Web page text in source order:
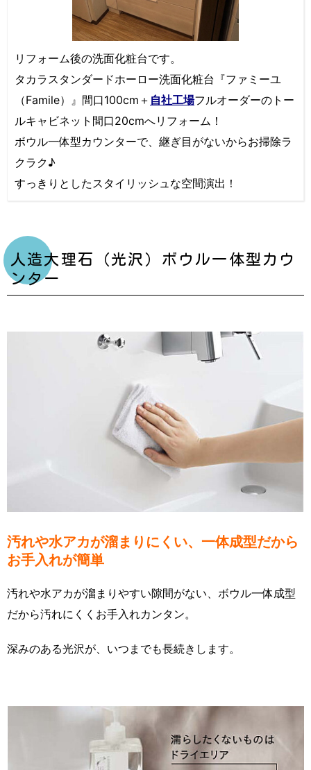
リフォーム後の洗面化粧台です。
タカラスタンダードホーロー洗面化粧台『ファミーユ
（Famile）』間口100cm＋ 自社工場フルオーダーのトー
ルキャビネット間口20cmへリフォーム！
ボウル一体型カウンターで、継ぎ目がないからお掃除ラ
クラク♪
すっきりとしたスタイリッシュな空間演出！
人造大理石（光沢）ボウル一体型カウ
ンター
汚れや水アカが溜まりにくい、一体成型だから
お手入れが簡単
汚れや水アカが溜まりやすい隙間がない、ボウル一体成型
だから汚れにくくお手入れカンタン。
深みのある光沢が、いつまでも長続きします。